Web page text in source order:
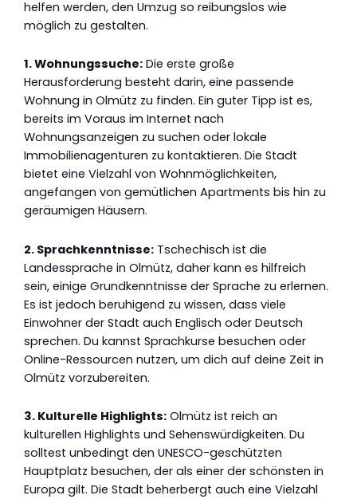
helfen werden, den Umzug so reibungslos wie
möglich zu gestalten.
1. Wohnungssuche: Die erste große
Herausforderung besteht darin, eine passende
Wohnung in Olmütz zu finden. Ein guter Tipp ist es,
bereits im Voraus im Internet nach
Wohnungsanzeigen zu suchen oder lokale
Immobilienagenturen zu kontaktieren. Die Stadt
bietet eine Vielzahl von Wohnmöglichkeiten,
angefangen von gemütlichen Apartments bis hin zu
geräumigen Häusern.
2. Sprachkenntnisse: Tschechisch ist die
Landessprache in Olmütz, daher kann es hilfreich
sein, einige Grundkenntnisse der Sprache zu erlernen.
Es ist jedoch beruhigend zu wissen, dass viele
Einwohner der Stadt auch Englisch oder Deutsch
sprechen. Du kannst Sprachkurse besuchen oder
Online-Ressourcen nutzen, um dich auf deine Zeit in
Olmütz vorzubereiten.
3. Kulturelle Highlights: Olmütz ist reich an
kulturellen Highlights und Sehenswürdigkeiten. Du
solltest unbedingt den UNESCO-geschützten
Hauptplatz besuchen, der als einer der schönsten in
Europa gilt. Die Stadt beherbergt auch eine Vielzahl